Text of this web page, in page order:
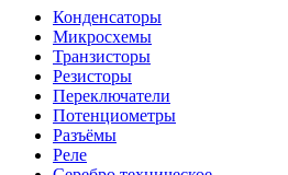
Конденсаторы
Микросхемы
Транзисторы
Резисторы
Переключатели
Потенциометры
Разъёмы
Реле